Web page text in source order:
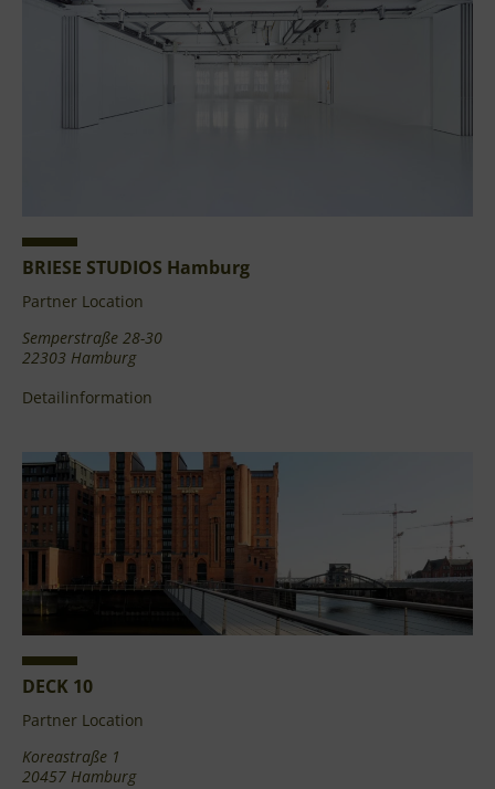
BRIESE STUDIOS Hamburg
Partner Location
Semperstraße 28-30
22303 Hamburg
Detailinformation
DECK 10
Partner Location
Koreastraße 1
20457 Hamburg